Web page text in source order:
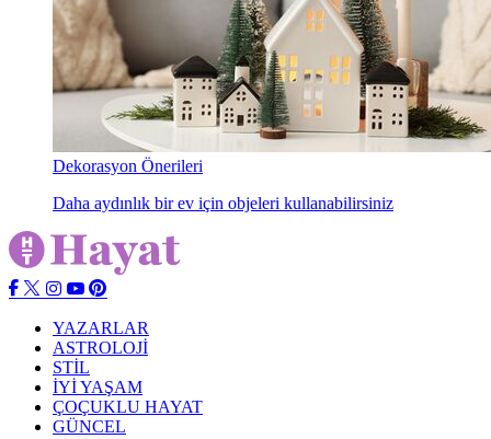
Dekorasyon Önerileri
Daha aydınlık bir ev için objeleri kullanabilirsiniz
YAZARLAR
ASTROLOJİ
STİL
İYİ YAŞAM
ÇOÇUKLU HAYAT
GÜNCEL